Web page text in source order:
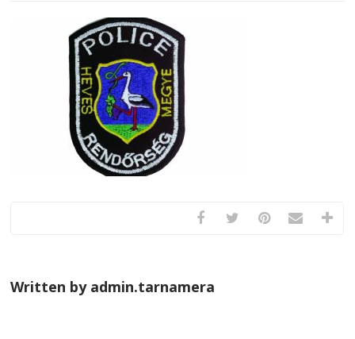
Written by admin.tarnamera